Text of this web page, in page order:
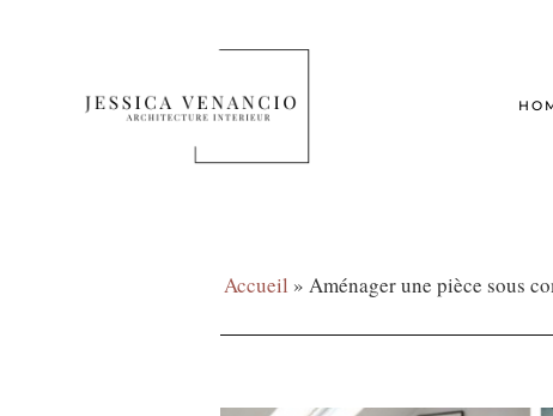
Accueil » Aménager une pièce sous